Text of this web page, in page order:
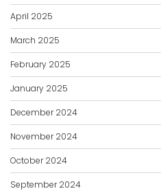
April 2025
March 2025
February 2025
January 2025
December 2024
November 2024
October 2024
September 2024